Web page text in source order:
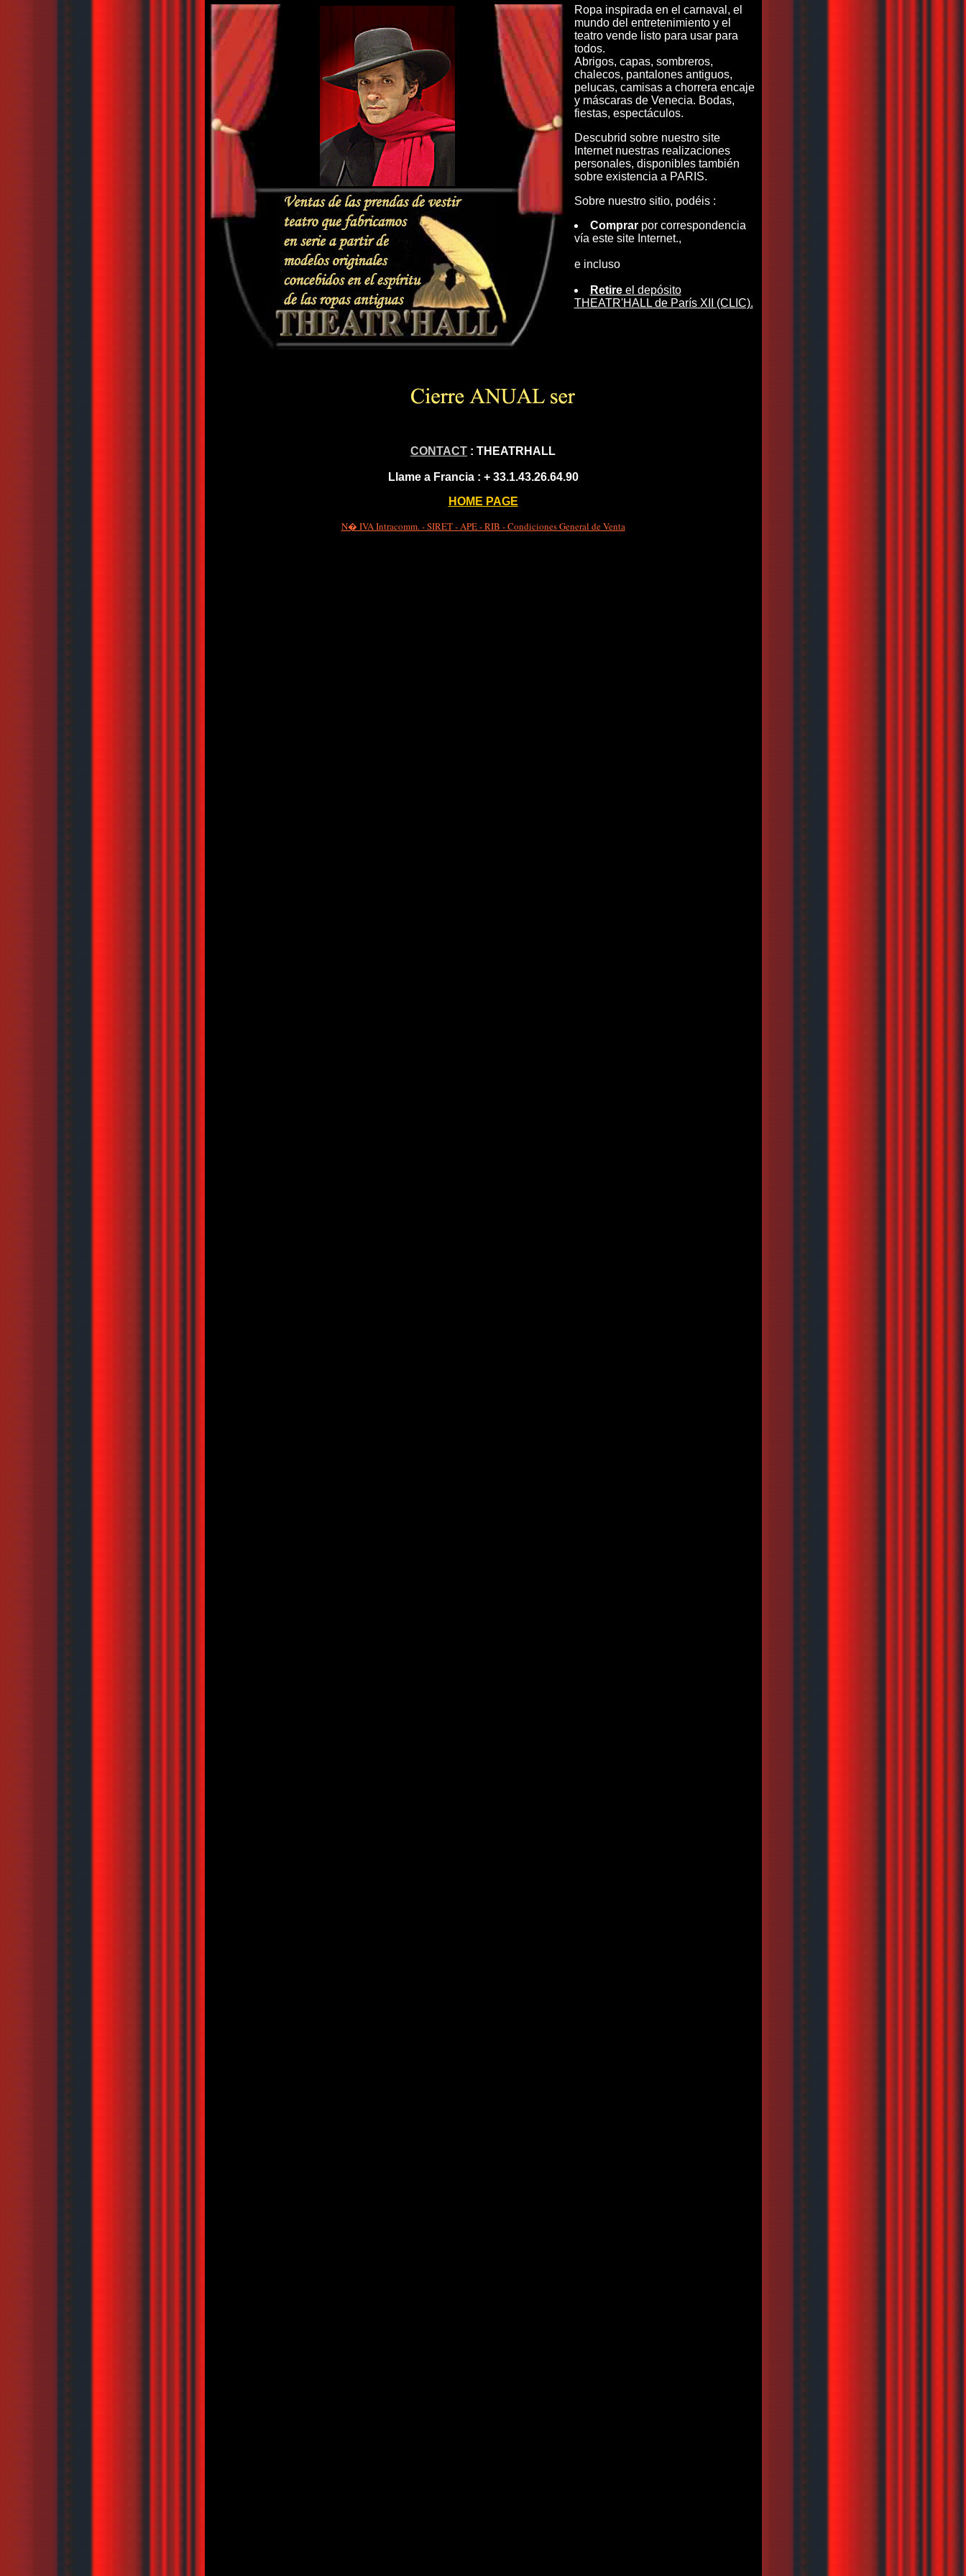
Ropa inspirada en el carnaval, el
mundo del entretenimiento y el
teatro vende listo para usar para
todos.
Abrigos, capas, sombreros,
chalecos, pantalones antiguos,
pelucas, camisas a chorrera encaje
y máscaras de Venecia. Bodas,
fiestas, espectáculos.
Descubrid sobre nuestro site
Internet nuestras realizaciones
personales, disponibles también
sobre existencia a PARIS.
Sobre nuestro sitio, podéis :
Comprarpor correspondencia
vía este site Internet.,
e incluso
Retireel depósito
THEATR'HALL de París XII (CLIC).
CONTACT : THEATRHALL
Llame a Francia : + 33.1.43.26.64.90
HOME PAGE
N� IVA Intracomm. - SIRET - APE - RIB - Condiciones General de Venta